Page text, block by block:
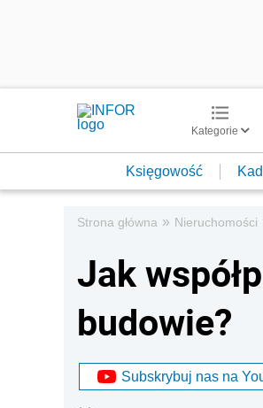
Kategorie
Księgowość
Strona główna » Nieruchomości
Jak
budowie?
Subskrybuj nas na